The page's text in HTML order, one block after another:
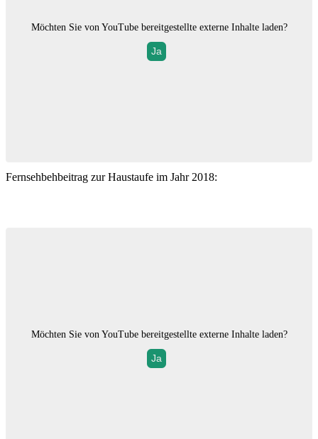
Möchten Sie von YouTubebereitgestellte externe Inhalte laden?
Ja
Fernsehbehbeitrag zur Haustaufe im Jahr 2018:
Möchten Sie von YouTubebereitgestellte externe Inhalte laden?
Ja